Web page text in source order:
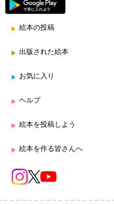
絵本の投稿
出版された絵本
お気に入り
ヘルプ
絵本を投稿しよう
絵本を作る皆さんへ